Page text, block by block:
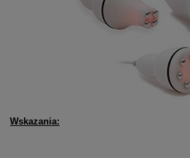
Wskazania: